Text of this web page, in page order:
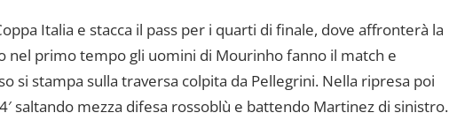
Italia e stacca il pass per i quarti di finale, dove affronterà la
nel primo tempo gli uomini di Mourinho fanno il match e
si stampa sulla traversa colpita da Pellegrini. Nella ripresa poi
saltando mezza difesa rossoblù e battendo Martinez di sinistro.